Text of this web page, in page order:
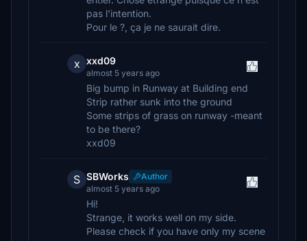
pas l'intention.
Pour le ?, ça je ne saurait dire.
x xxd09
almost 5 years ago
Big bump in Runway at Building end
Strip rather sunk into the ground
Some strips of grass on runway -meant
to be there?
xxd09
S SBWorks
Author
almost 5 years ago
Hi!
Strange, it works well on my side.
Please check if you have only my scene